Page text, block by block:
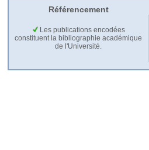
Référencement
Les publications encodées
constituent la bibliographie académique
de l'Université.